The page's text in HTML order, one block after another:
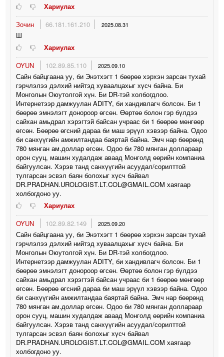
Хариулах
Зочин
66.181.161.210 2025.08.31
Ш
Хариулах
OYUN
102.89.85.110 2025.09.10
Сайн байцгаана уу, би Энэтхэгт 1 бөөрөө хэрхэн зарсан тухай
гэрчлэлээ дэлхий нийтэд хуваалцахыг хүсч байна. Би
Монголын Оюутолгой хүн. Би DR-тэй холбогдлоо.
Интернетээр дамжуулан ADITY, би хандивлагч болсон. Би 1
бөөрөө эмнэлэгт донороор өгсөн. Өөртөө болон гэр бүлдээ
сайхан амьдрал хэрэгтэй байсан учраас би 1 бөөрөө мөнгөөр
өгсөн. Бөөрөө өгсний дараа би маш эрүүл хэвээр байна. Одоо
би санхүүгийн амжилтандаа баяртай байна. Эмч нар бөөрөнд
780 мянган ам.доллар өгсөн. Одоо би 780 мянган доллараар
орон сууц, машин худалдаж аваад Монголд өөрийн компаниа
байгуулсан. Хэрэв танд санхүүгийн асуудал/сорилттой
тулгарсан эсвэл баян болохыг хүсч байвал
DR.PRADHAN.UROLOGIST.LT.COL@GMAIL.COM хаягаар
холбогдоно уу.
Хариулах
OYUN
102.89.82.149 2025.09.20
Сайн байцгаана уу, би Энэтхэгт 1 бөөрөө хэрхэн зарсан тухай
гэрчлэлээ дэлхий нийтэд хуваалцахыг хүсч байна. Би
Монголын Оюутолгой хүн. Би DR-тэй холбогдлоо.
Интернетээр дамжуулан ADITY, би хандивлагч болсон. Би 1
бөөрөө эмнэлэгт донороор өгсөн. Өөртөө болон гэр бүлдээ
сайхан амьдрал хэрэгтэй байсан учраас би 1 бөөрөө мөнгөөр
өгсөн. Бөөрөө өгсний дараа би маш эрүүл хэвээр байна. Одоо
би санхүүгийн амжилтандаа баяртай байна. Эмч нар бөөрөнд
780 мянган ам.доллар өгсөн. Одоо би 780 мянган доллараар
орон сууц, машин худалдаж аваад Монголд өөрийн компаниа
байгуулсан. Хэрэв танд санхүүгийн асуудал/сорилттой
тулгарсан эсвэл баян болохыг хүсч байвал
DR.PRADHAN.UROLOGIST.LT.COL@GMAIL.COM хаягаар
холбогдоно уу.